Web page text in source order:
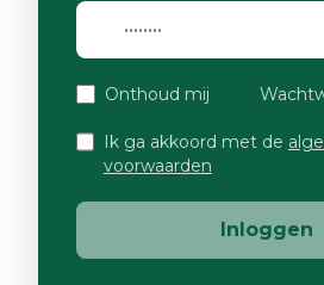
Onthoud mij
Ik ga akkoord met de
voorwaarden
Inloggen